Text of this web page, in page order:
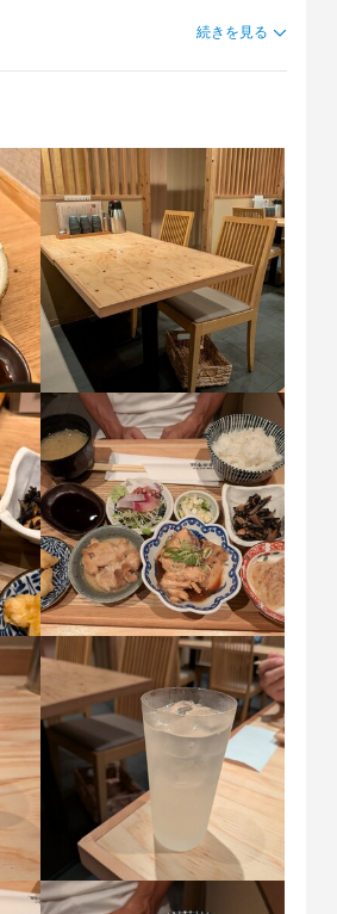
供しています。
備長炭で焼き上げた「カゴ焼き」な
取りや交渉術まで学べる環境です。
るチャンスがあります。
ができます！
続きを見る
」
が活躍しています。
う！
。
活躍しています。
う！
。
トもOKです！
。